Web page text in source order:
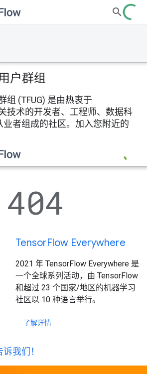
户群组
组 (TFUG) 是由热衷于
技术的开发者、工程师、数据科
业者组成的社区。加入您附近的
TensorFlow Everywhere
2021 年 TensorFlow Everywhere 是
一个全球系列活动，由 TensorFlow
和超过 23 个国家/地区的机器学习
社区以 10 种语言举行。
了解详情
我们！